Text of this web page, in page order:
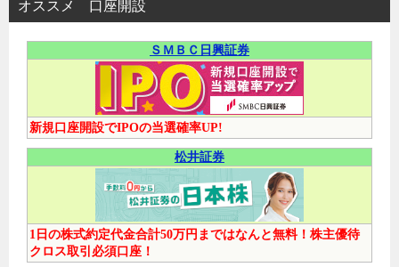
オススメ 口座開設
ＳＭＢＣ日興証券
新規口座開設でIPOの当選確率UP!
松井証券
1日の株式約定代金合計50万円まではなんと無料！株主優待
クロス取引必須口座！